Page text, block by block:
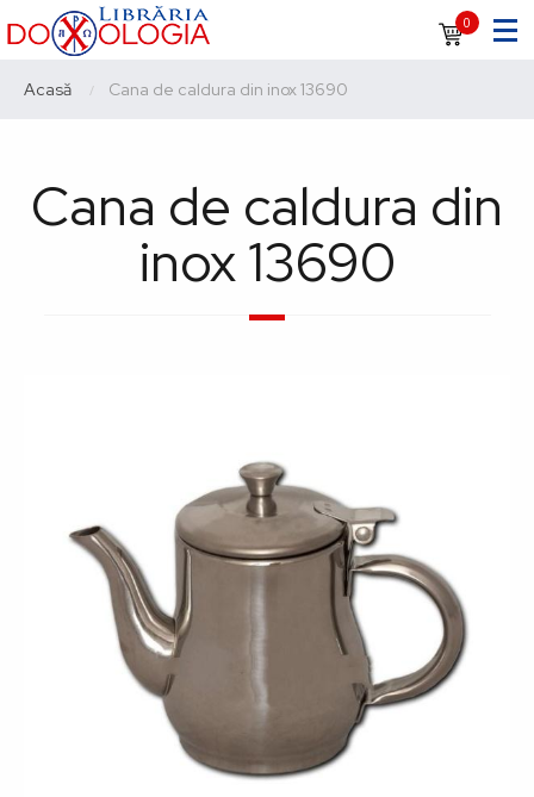
Sari
la
conținutul
Navigare
principală
0
Breadcrumb
Acasă Current:
Cana de caldura din inox 13690
Cana de caldura din
inox 13690